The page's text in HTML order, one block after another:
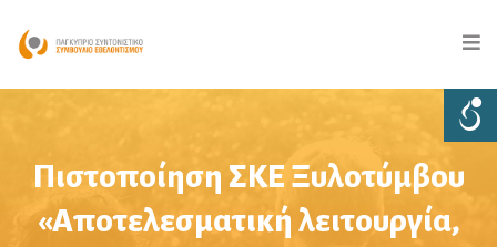
Πιστοποίηση ΣΚΕ Ξυλοτύμβου
«Αποτελεσματική λειτουργία,